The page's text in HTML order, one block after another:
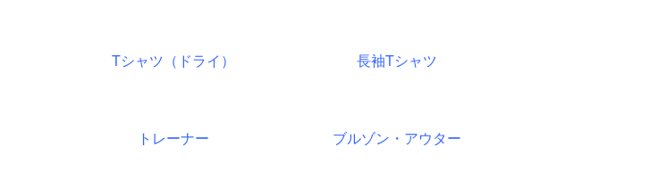
Tシャツ（ドライ） 長袖Tシャツ
トレーナー ブルゾン・アウター